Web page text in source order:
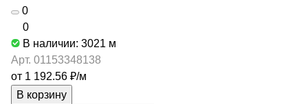
0
0
В наличии: 3021 м
Арт. 01153348138
от 1 192.56 ₽/м
В корзину